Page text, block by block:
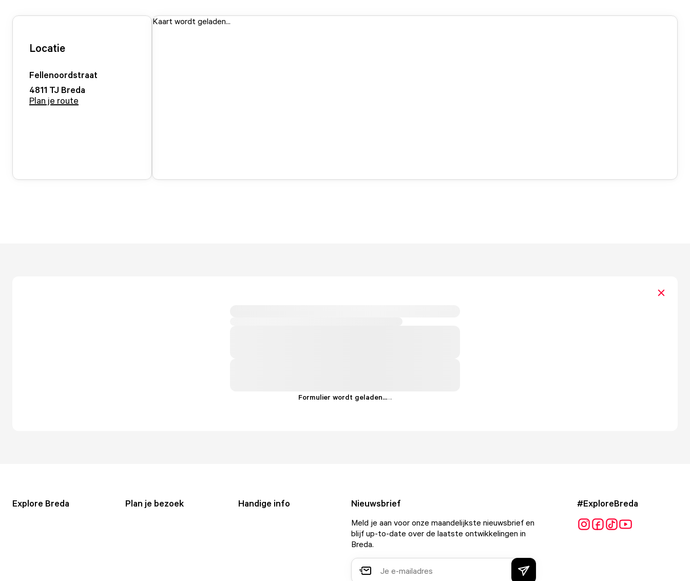
Locatie
Fellenoordstraat
4811 TJ Breda
Plan je route
Kaart wordt geladen...
Formulier wordt geladen......
Explore Breda Plan je bezoek Handige info Nieuwsbrief
Meld je aan voor onze maandelijkste nieuwsbrief en
blijf up-to-date over de laatste ontwikkelingen in
Breda.
#ExploreBreda